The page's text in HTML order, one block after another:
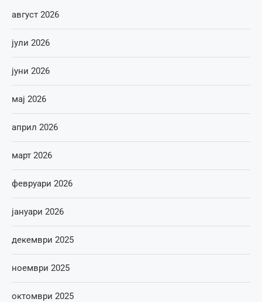
август 2026
јули 2026
јуни 2026
мај 2026
април 2026
март 2026
февруари 2026
јануари 2026
декември 2025
ноември 2025
октомври 2025